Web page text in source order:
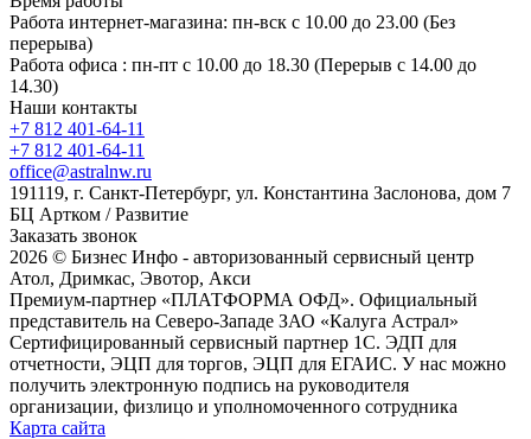
Работа интернет-магазина: пн-вск с 10.00 до 23.00 (Без
перерыва)
Работа офиса : пн-пт с 10.00 до 18.30 (Перерыв с 14.00 до
14.30)
Наши контакты
+7 812 401-64-11
+7 812 401-64-11
office@astralnw.ru
191119, г. Санкт-Петербург, ул. Константина Заслонова, дом 7
БЦ Артком / Развитие
Заказать звонок
2026 © Бизнес Инфо - авторизованный сервисный центр
Атол, Дримкас, Эвотор, Акси
Премиум-партнер «ПЛАТФОРМА ОФД». Официальный
представитель на Северо-Западе ЗАО «Калуга Астрал»
Сертифицированный сервисный партнер 1C. ЭДП для
отчетности, ЭЦП для торгов, ЭЦП для ЕГАИС. У нас можно
получить электронную подпись на руководителя
организации, физлицо и уполномоченного сотрудника
Карта сайта